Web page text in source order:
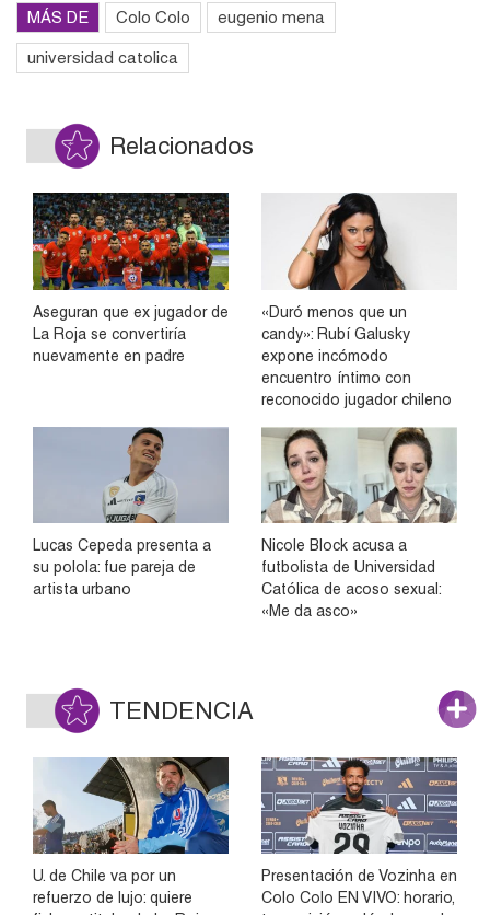
MÁS DE Colo Colo eugenio mena
universidad catolica
Relacionados
Aseguran que ex jugador de
La Roja se convertiría
nuevamente en padre
«Duró menos que un
candy»: Rubí Galusky
expone incómodo
encuentro íntimo con
reconocido jugador chileno
Lucas Cepeda presenta a
su polola: fue pareja de
artista urbano
Nicole Block acusa a
futbolista de Universidad
Católica de acoso sexual:
«Me da asco»
TENDENCIA
U. de Chile va por un
refuerzo de lujo: quiere
Presentación de Vozinha en
Colo Colo EN VIVO: horario,